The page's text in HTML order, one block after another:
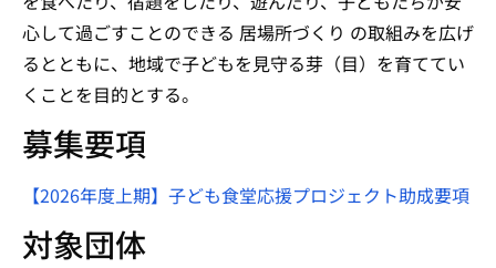
心して過ごすことのできる 居場所づくり の取組みを広げ
るとともに、地域で子どもを見守る芽（目）を育ててい
くことを目的とする。
募集要項
【2026年度上期】子ども食堂応援プロジェクト助成要項
対象団体